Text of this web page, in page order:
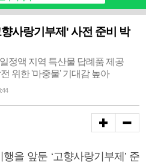
사랑기부제' 사전 준비 박
정액 지역 특산물 답례품 제공
위한 '마중물' 기대감 높아
을 앞둔 ‘고향사랑기부제’ 준